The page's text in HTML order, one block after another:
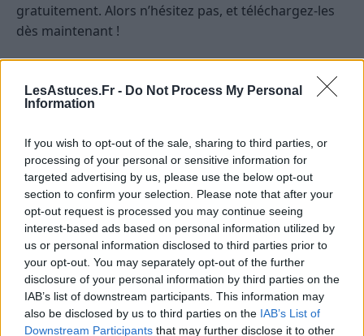
LesAstuces.Fr - Do Not Process My Personal
Information
If you wish to opt-out of the sale, sharing to third parties, or
processing of your personal or sensitive information for
targeted advertising by us, please use the below opt-out
section to confirm your selection. Please note that after your
opt-out request is processed you may continue seeing
interest-based ads based on personal information utilized by
us or personal information disclosed to third parties prior to
your opt-out. You may separately opt-out of the further
disclosure of your personal information by third parties on the
IAB’s list of downstream participants. This information may
also be disclosed by us to third parties on the IAB’s List of
Downstream Participants that may further disclose it to other
gratuitement. Alors n’hésitez pas, et téléchargez-les
dès maintenant !
Téléchargez le modèle au format PDF
LETTRE DE MOTIVATION TRAVAIL